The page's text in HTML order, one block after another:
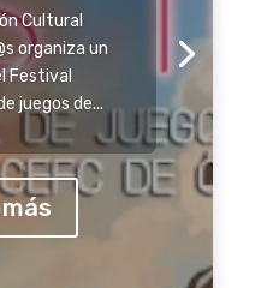
Cultural
organiza un
Festival
juegos de...